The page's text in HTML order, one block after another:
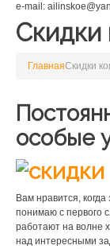
e-mail:
Скидки
ГлавнаяСкидки
особые
Вам нравится,
понимаю с первого
работают на волне
над интересными